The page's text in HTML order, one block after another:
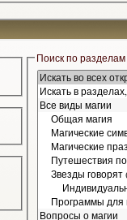
Поиск по разделам